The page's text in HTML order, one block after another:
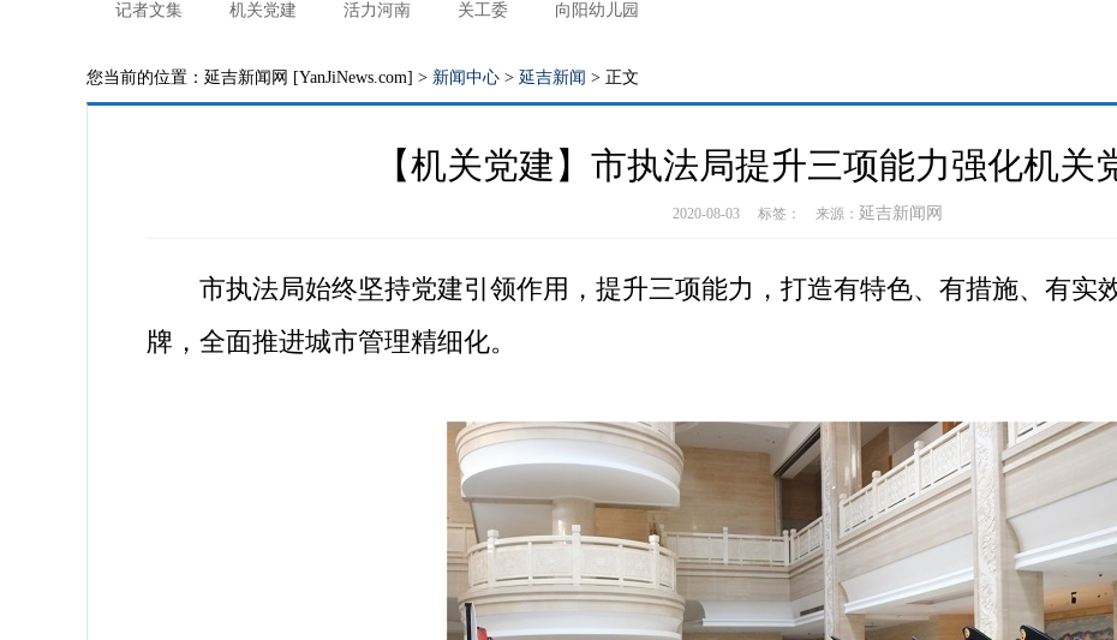
记者文集 机关党建 活力河南 关工委 向阳幼儿园
您当前的位置：延吉新闻网 [YanJiNews.com] > 新闻中心 > 延吉新闻 > 正文
【机关党建】市执法局提升三项能力强化机关
2020-08-03 标签： 来源： 延吉新闻网
市执法局始终坚持党建引领作用，提升三项能力，打造有特色、有措施、有实
牌，全面推进城市管理精细化。